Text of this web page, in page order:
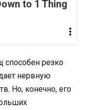
to 1 Thing
способен резко
нервную
Но, конечно, его